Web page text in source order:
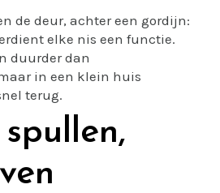
de deur, achter een gordijn:
elke nis een functie.
duurder dan
in een klein huis
terug.